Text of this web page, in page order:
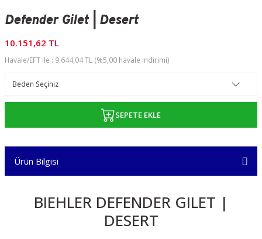
Defender Gilet | Desert
10.151,62 TL
Havale/EFT ile : 9.644,04 TL (%5,00 havale indirimi)
SEPETE EKLE
Ürün Bilgisi
BIEHLER DEFENDER GILET |
DESERT